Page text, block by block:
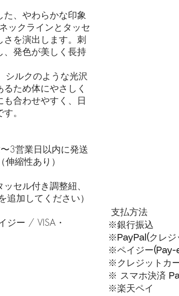
、やわらかな印象
ックラインとタッセ
さを演出します。刺
、発色が美しく長持
シルクのような光沢
ため体にやさしく
合わせやすく、日
。
3営業日以内に発送
縮性あり）
セル付き調整紐、
加してください）
ジー / VISA・
支払方法
※銀行振込
※PayPal(クレジ
※ペイジー(Pay-
※クレジットカ
※ スマホ決済
​※楽天ペイ